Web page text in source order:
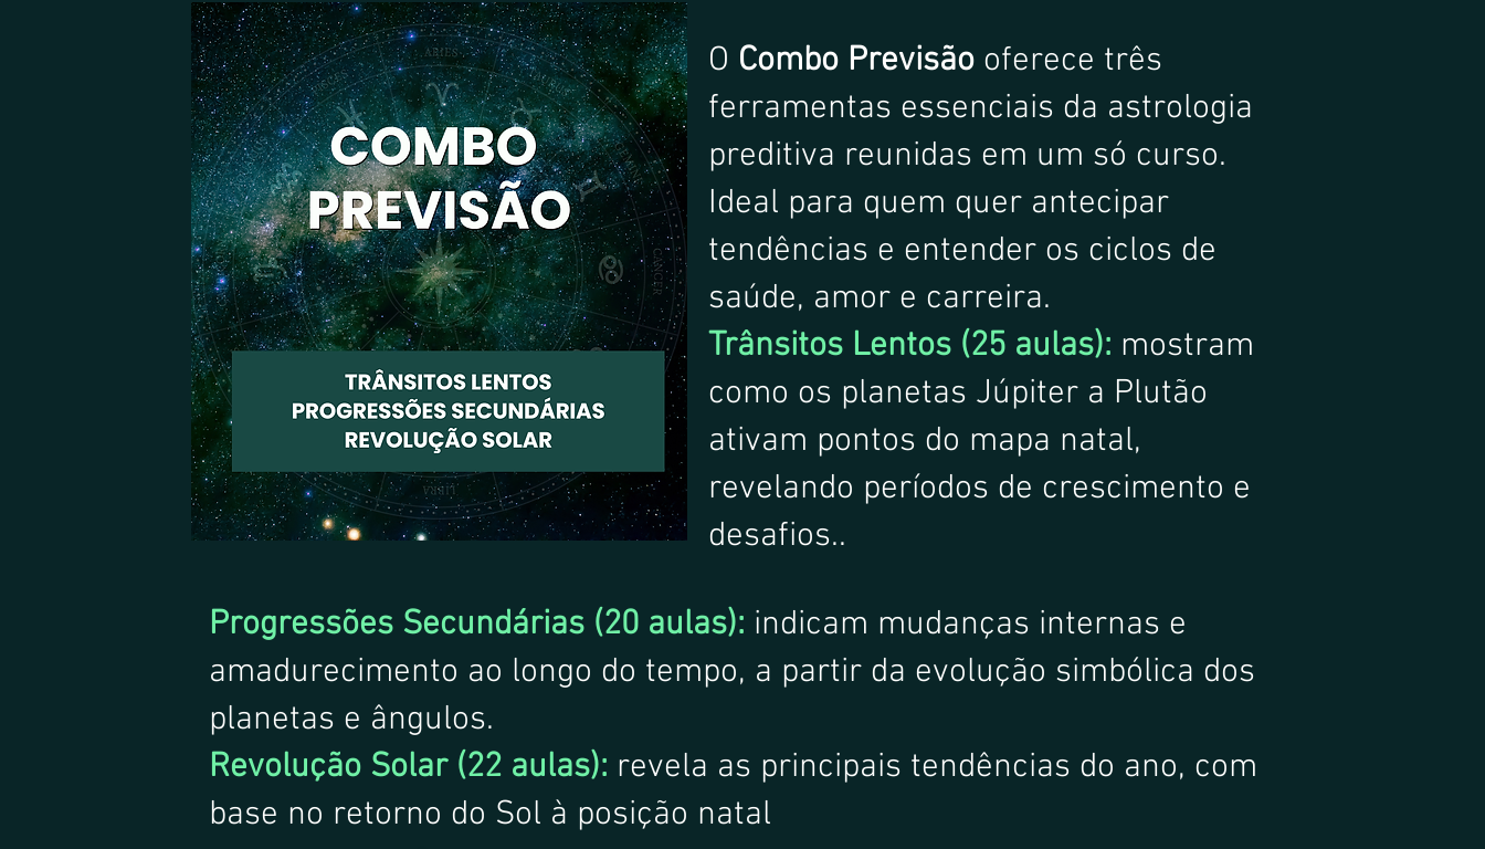
O Combo Previsão oferece três
ferramentas essenciais da astrologia
preditiva reunidas em um só curso.
Ideal para quem quer antecipar
tendências e entender os ciclos de
saúde, amor e carreira.
Trânsitos Lentos (25 aulas): mostram
como os planetas Júpiter a Plutão
ativam pontos do mapa natal,
revelando períodos de crescimento e
desafios..
Progressões Secundárias (20 aulas): indicam mudanças internas e
amadurecimento ao longo do tempo, a partir da evolução simbólica dos
planetas e ângulos.
Revolução Solar (22 aulas): revela as principais tendências do ano, com
base no retorno do Sol à posição natal